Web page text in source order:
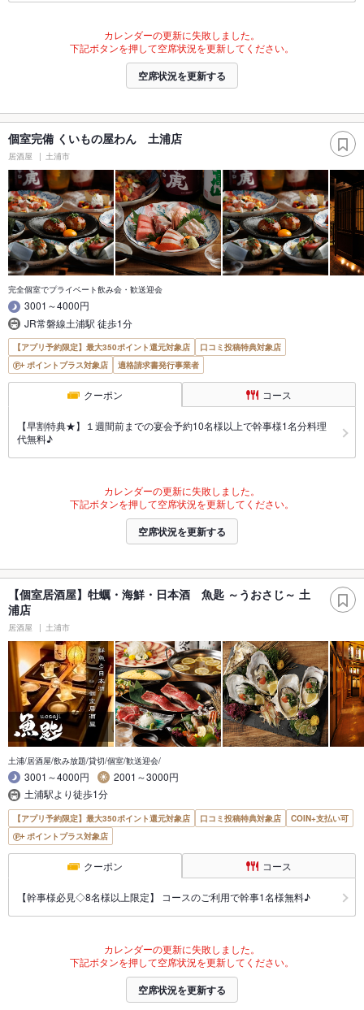
カレンダーの更新に失敗しました。
下記ボタンを押して空席状況を更新してください。
空席状況を更新する
個室完備 くいもの屋わん 土浦店
居酒屋 土浦市
完全個室でプライベート飲み会・歓送迎会
3001～4000円
JR常磐線土浦駅 徒歩1分
【アプリ予約限定】最大350ポイント還元対象店
口コミ投稿特典対象店
ポイントプラス対象店
適格請求書発行事業者
クーポン コース
【早割特典★】１週間前までの宴会予約10名様以上で幹事様1名分料理
代無料♪
カレンダーの更新に失敗しました。
下記ボタンを押して空席状況を更新してください。
空席状況を更新する
【個室居酒屋】牡蠣・海鮮・日本酒 魚匙 ～うおさじ～ 土
浦店
居酒屋 土浦市
土浦/居酒屋/飲み放題/貸切/個室/歓送迎会/
3001～4000円
2001～3000円
土浦駅より徒歩1分
【アプリ予約限定】最大350ポイント還元対象店 口コミ投稿特典対象店
COIN+支払い可
ポイントプラス対象店
クーポン コース
【幹事様必見◇8名様以上限定】 コースのご利用で幹事1名様無料♪
カレンダーの更新に失敗しました。
下記ボタンを押して空席状況を更新してください。
空席状況を更新する